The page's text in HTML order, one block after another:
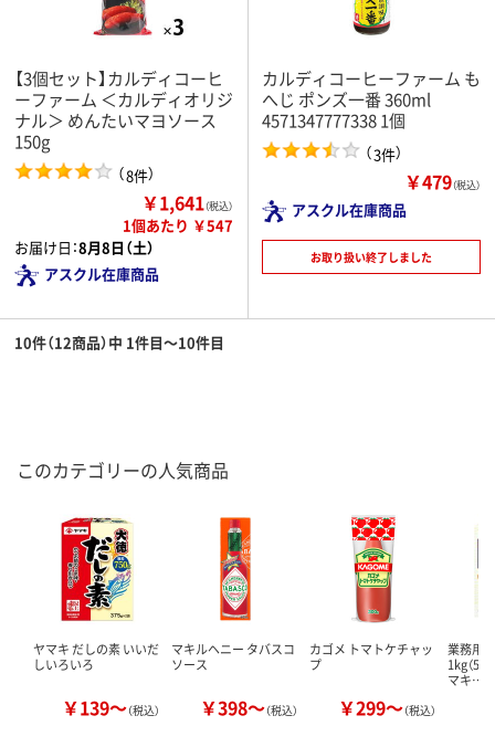
【3個セット】カルディコーヒ
ーファーム ＜カルディオリジ
ナル＞ めんたいマヨソース
150g
（8件）
￥1,641（税込）
1個あたり ￥547
お届け日：8月8日（土）
アスクル在庫商品
カルディコーヒーファーム も
へじ ポンズ一番 360ml
4571347777338 1個
（3件）
￥479（税込）
アスクル在庫商品
お取り扱い終了しました
10件（12商品）中 1件目～10件目
このカテゴリーの人気商品
ヤマキ だしの素 いいだ
しいろいろ
￥139～（税込）
マキルヘニー タバスコ
ソース
￥398～（税込）
カゴメ トマトケチャッ
プ
￥299～（税込）
業務用
1kg（
マキ…